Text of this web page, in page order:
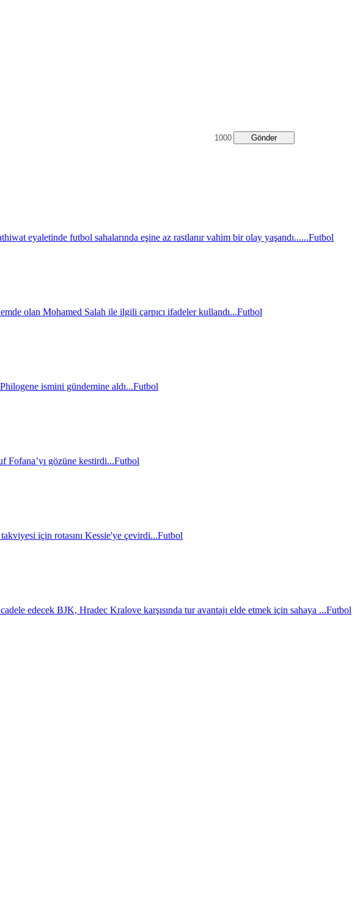
Gönder
eyaletinde futbol sahalarında eşine az rastlanır vahim bir olay yaşandı......Futbol
olan Mohamed Salah ile ilgili çarpıcı ifadeler kullandı...Futbol
ismini gündemine aldı...Futbol
Fofana’yı gözüne kestirdi...Futbol
için rotasını Kessie'ye çevirdi...Futbol
edecek BJK, Hradec Kralove karşısında tur avantajı elde etmek için sahaya ...Futbol